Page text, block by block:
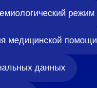
режим
медицинской помощи
данных